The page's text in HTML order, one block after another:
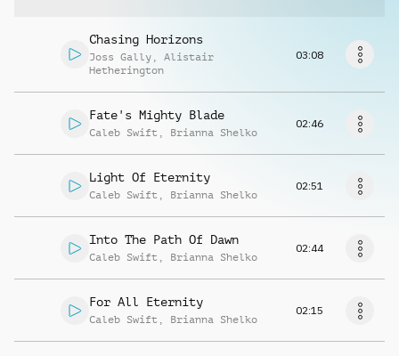
Chasing Horizons
Joss Gally , Alistair
Hetherington
03:08
Fate's Mighty Blade
Caleb Swift , Brianna Shelko
02:46
Light Of Eternity
Caleb Swift , Brianna Shelko
02:51
Into The Path Of Dawn
Caleb Swift , Brianna Shelko
02:44
For All Eternity
Caleb Swift , Brianna Shelko
02:15